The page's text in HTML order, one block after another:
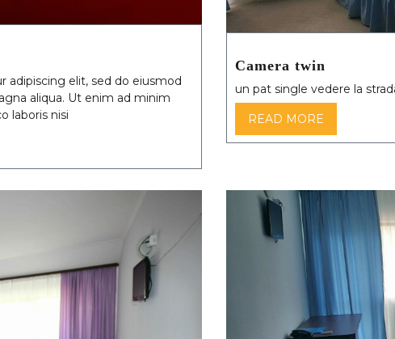
adipiscing elit, sed do eiusmod
aliqua. Ut enim ad minim
laboris nisi
Camera twin
un pat single vedere la
READ MORE